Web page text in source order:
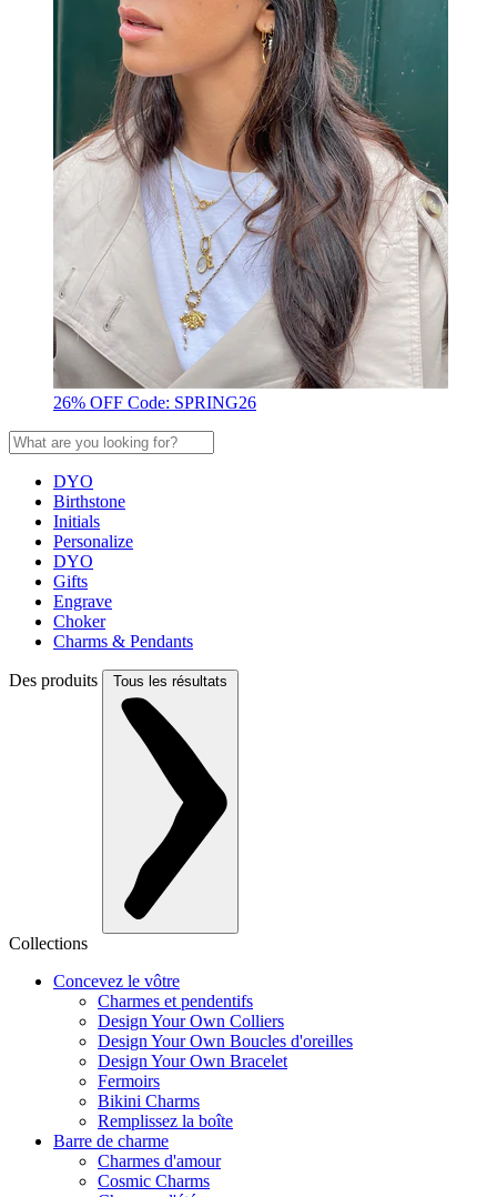
26% OFF Code: SPRING26
DYO
Birthstone
Initials
Personalize
DYO
Gifts
Engrave
Choker
Charms & Pendants
Des produits Tous les résultats
Collections
Concevez le vôtre
Charmes et pendentifs
Design Your Own Colliers
Design Your Own Boucles d'oreilles
Design Your Own Bracelet
Fermoirs
Bikini Charms
Remplissez la boîte
Barre de charme
Charmes d'amour
Cosmic Charms